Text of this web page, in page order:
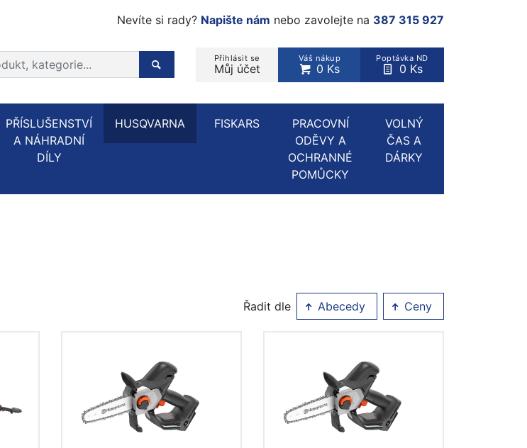
Nevíte si rady? Napište nám nebo zavolejte na 387 315 927
Přihlásit se
Můj účet
Váš nákup
0 Ks
Poptávka ND
0 Ks
Hledaný produkt, kategorie...
PŘÍSLUŠENSTVÍ
A NÁHRADNÍ
DÍLY
HUSQVARNA FISKARS
PRACOVNÍ
ODĚVY A
OCHRANNÉ
POMŮCKY
VOLNÝ
ČAS A
DÁRKY
Řadit dle Abecedy Ceny